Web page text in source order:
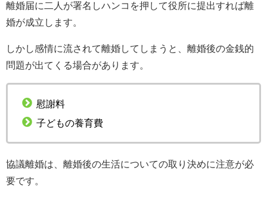
離婚届に二人が署名しハンコを押して役所に提出すれば離
婚が成立します。
しかし感情に流されて離婚してしまうと、離婚後の金銭的
問題が出てくる場合があります。
慰謝料
子どもの養育費
協議離婚は、離婚後の生活についての取り決めに注意が必
要です。